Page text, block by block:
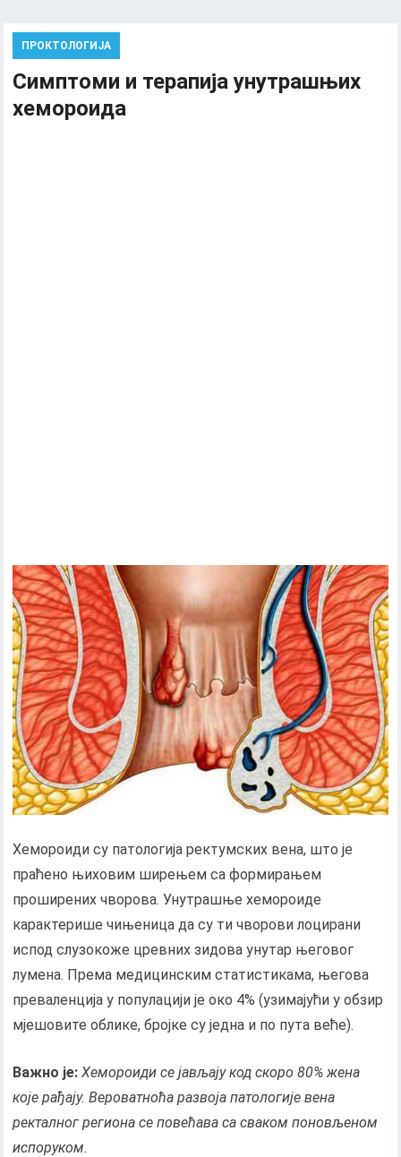
ПРОКТОЛОГИЈА
Симптоми и терапија унутрашњих
хемороида
Хемороиди су патологија ректумских вена, што је
праћено њиховим ширењем са формирањем
проширених чворова. Унутрашње хемороиде
карактерише чињеница да су ти чворови лоцирани
испод слузокоже цревних зидова унутар његовог
лумена. Према медицинским статистикама, његова
преваленција у популацији је око 4% (узимајући у обзир
мјешовите облике, бројке су једна и по пута веће).
Важно је: Хемороиди се јављају код скоро 80% жена
које рађају. Вероватноћа развоја патологије вена
ректалног региона се повећава са сваком поновљеном
испоруком.